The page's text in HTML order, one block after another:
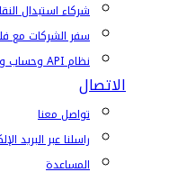
شركاء استبدال
سفر الشركات مع
نظام API وحساب وكيل سفر جديد
الاتصال
تواصل معنا
راسلنا عبر البريد
المساعدة